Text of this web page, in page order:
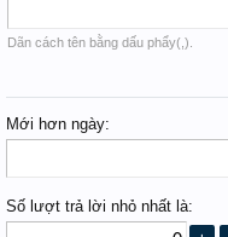
Dãn cách tên bằng dấu phẩy(,).
Mới hơn ngày:
Số lượt trả lời nhỏ nhất là: